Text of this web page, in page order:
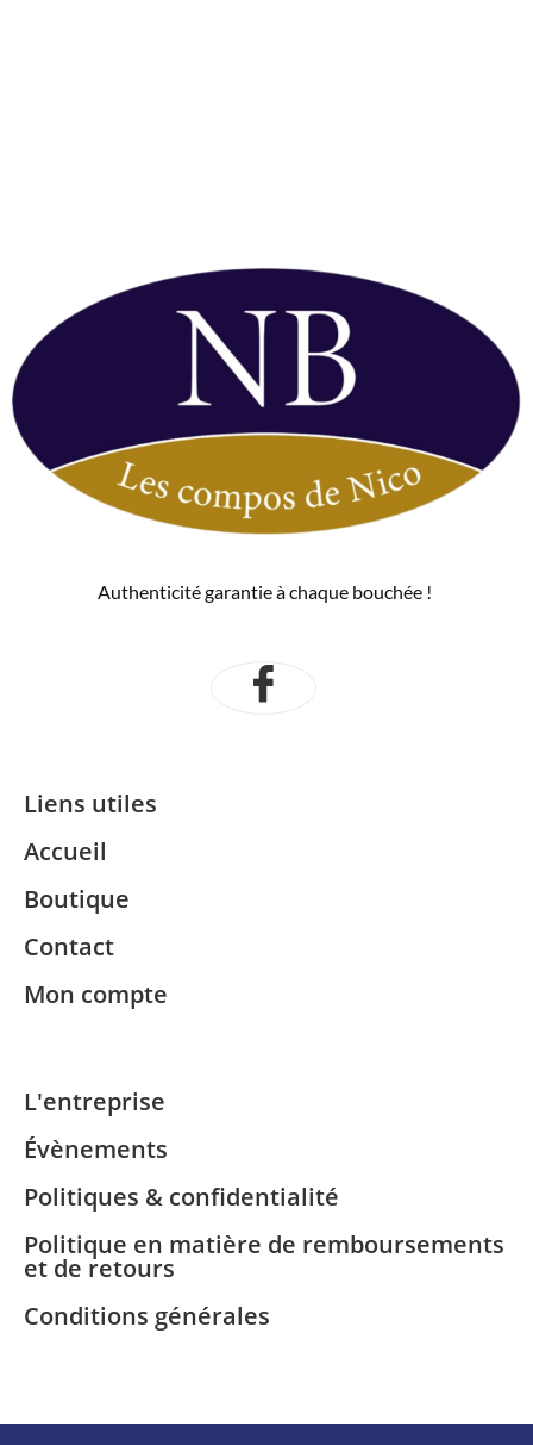
Authenticité garantie à chaque bouchée !
Liens utiles
Accueil
Boutique
Contact
Mon compte
L'entreprise
Évènements
Politiques & confidentialité
Politique en matière de remboursements
et de retours
Conditions générales